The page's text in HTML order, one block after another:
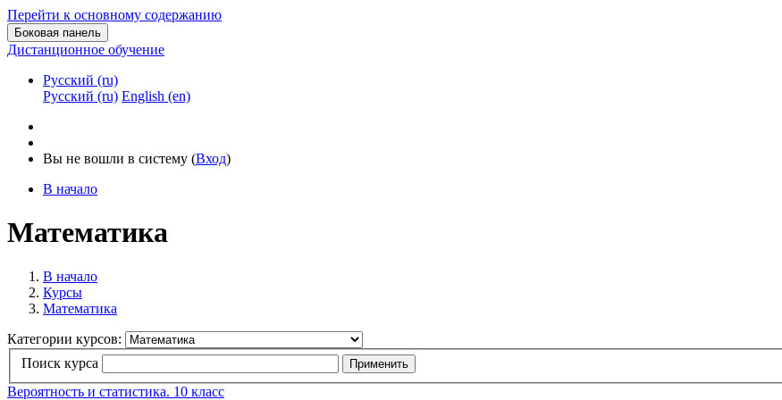
Перейти к основному содержанию
Боковая панель
Дистанционное обучение
Русский ‎(ru)‎
Русский ‎(ru)‎ English ‎(en)‎
Вы не вошли в систему (Вход)
В начало
Математика
В начало
Курсы
Математика
Категории курсов:
Поиск курса
Применить
Вероятность и статистика. 10 класс